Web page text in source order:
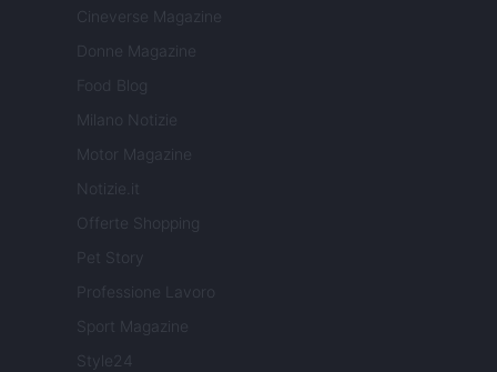
Cineverse Magazine
Donne Magazine
Food Blog
Milano Notizie
Motor Magazine
Notizie.it
Offerte Shopping
Pet Story
Professione Lavoro
Sport Magazine
Style24